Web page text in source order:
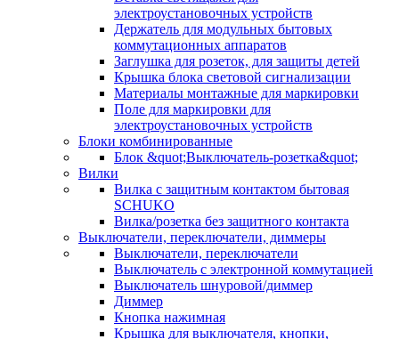
электроустановочных устройств
Держатель для модульных бытовых
коммутационных аппаратов
Заглушка для розеток, для защиты детей
Крышка блока световой сигнализации
Материалы монтажные для маркировки
Поле для маркировки для
электроустановочных устройств
Блоки комбинированные
Блок &quot;Выключатель-розетка&quot;
Вилки
Вилка с защитным контактом бытовая
SCHUKO
Вилка/розетка без защитного контакта
Выключатели, переключатели, диммеры
Выключатели, переключатели
Выключатель с электронной коммутацией
Выключатель шнуровой/диммер
Диммер
Кнопка нажимная
Крышка для выключателя, кнопки,